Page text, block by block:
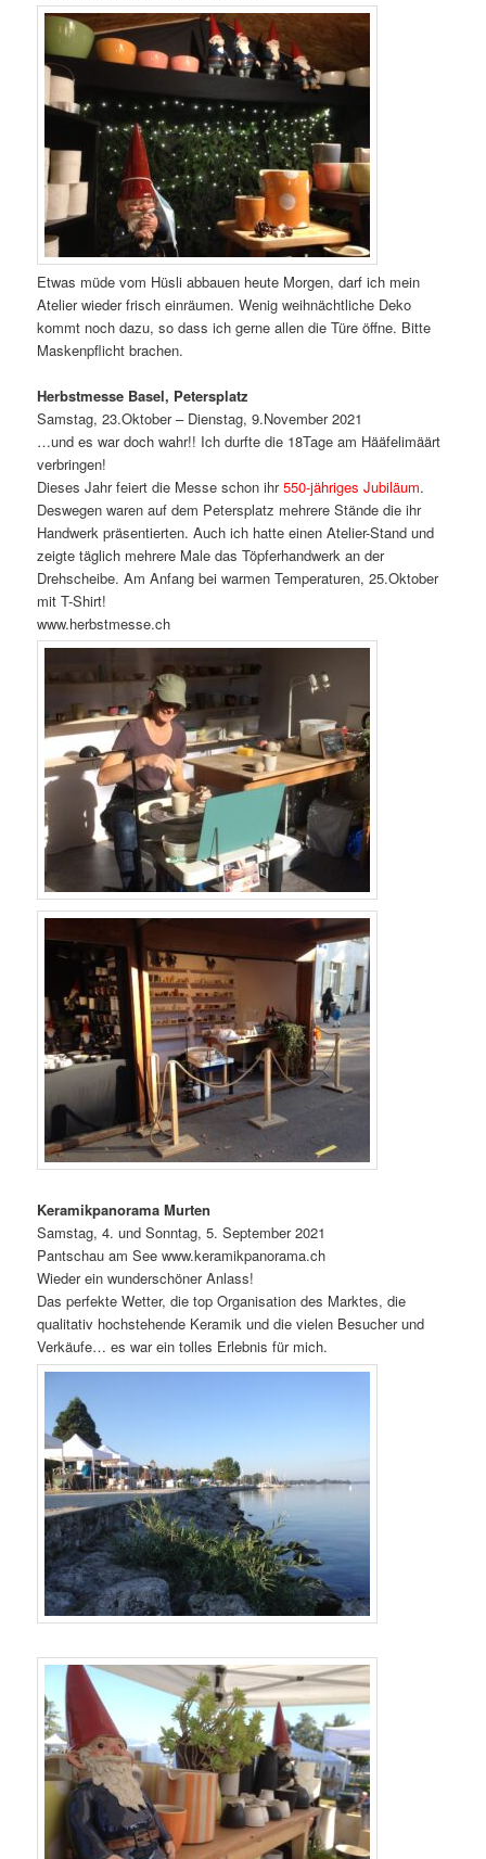
Etwas müde vom Hüsli abbauen heute Morgen, darf ich mein
Atelier wieder frisch einräumen. Wenig weihnächtliche Deko
kommt noch dazu, so dass ich gerne allen die Türe öffne. Bitte
Maskenpflicht brachen.
Herbstmesse Basel, Petersplatz
Samstag, 23.Oktober – Dienstag, 9.November 2021
…und es war doch wahr!! Ich durfte die 18Tage am Hääfelimäärt
verbringen!
Dieses Jahr feiert die Messe schon ihr550-jähriges Jubiläum.
Deswegen waren auf dem Petersplatz mehrere Stände die ihr
Handwerk präsentierten. Auch ich hatte einen Atelier-Stand und
zeigte täglich mehrere Male das Töpferhandwerk an der
Drehscheibe. Am Anfang bei warmen Temperaturen, 25.Oktober
mit T-Shirt!
www.herbstmesse.ch
Keramikpanorama Murten
Samstag, 4. und Sonntag, 5. September 2021
Pantschau am See www.keramikpanorama.ch
Wieder ein wunderschöner Anlass!
Das perfekte Wetter, die top Organisation des Marktes, die
qualitativ hochstehende Keramik und die vielen Besucher und
Verkäufe… es war ein tolles Erlebnis für mich.